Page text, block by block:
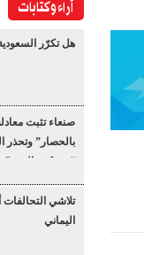
آراء وكتابات
هل تكرّر
صنعاء تثبت
بالحصار” وتحذر
“عسكرة البحر”
تلاشي التحالفات
اليماني